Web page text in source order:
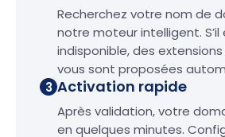
Recherchez votre nom de
notre moteur intelligent. S’il
indisponible, des
vous sont proposées
3 Activation rapide
Après validation, votre
en quelques minutes.